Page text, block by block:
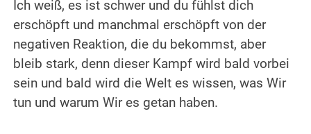
Ich weiß, es ist schwer und du fühlst dich
erschöpft und manchmal erschöpft von der
negativen Reaktion, die du bekommst, aber
bleib stark, denn dieser Kampf wird bald vorbei
sein und bald wird die Welt es wissen, was Wir
tun und warum Wir es getan haben.